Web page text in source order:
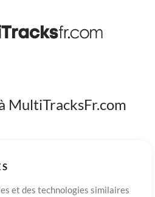
et des technologies similaires
MultiTracksFr.com